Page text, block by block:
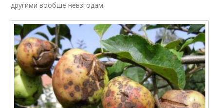
другими вообще невзгодам.